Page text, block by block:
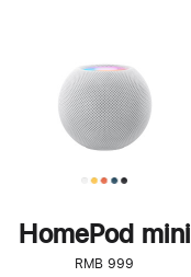
HomePod mini
RMB 999